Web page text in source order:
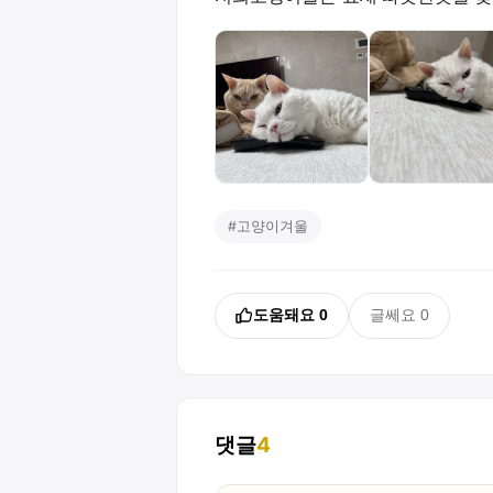
#고양이겨울
도움돼요 0 글쎄요 0
댓글4